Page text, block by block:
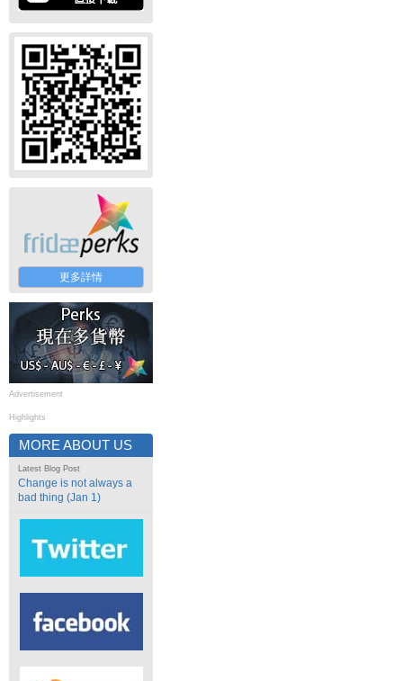
更多詳情
Advertisement
Highlights
MORE ABOUT US
Latest Blog Post
Change is not always a
bad thing (Jan 1)